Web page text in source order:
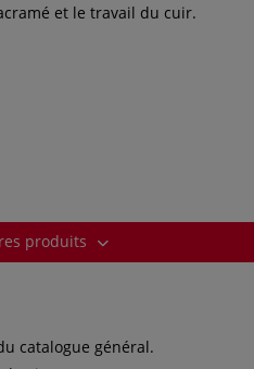
et le travail du cuir.
produits
catalogue général.